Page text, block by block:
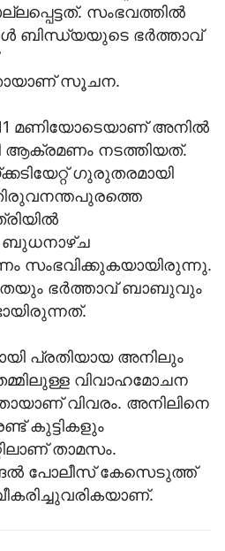
സംഭവത്തില്‍
ബിന്ധ്യയുടെ ഭര്‍ത്താവ്
സൂചന.
മണിയോടെയാണ് അനില്‍
ആക്രമണം നടത്തിയത്.
ഗുരുതരമായി
തിരുവനന്തപുരത്തെ
ബുധനാഴ്ച
സംഭവിക്കുകയായിരുന്നു.
ഭര്‍ത്താവ് ബാബുവും
പ്രതിയായ അനിലും
വിവാഹമോചന
വിവരം. അനിലിനെ
കുട്ടികളും
താമസം.
പോലീസ് കേസെടുത്ത്